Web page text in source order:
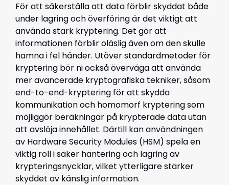
För att säkerställa att data förblir skyddat både
under lagring och överföring är det viktigt att
använda stark kryptering. Det gör att
informationen förblir oläslig även om den skulle
hamna i fel händer. Utöver standardmetoder för
kryptering bör ni också överväga att använda
mer avancerade kryptografiska tekniker, såsom
end-to-end-kryptering för att skydda
kommunikation och homomorf kryptering som
möjliggör beräkningar på krypterade data utan
att avslöja innehållet. Därtill kan användningen
av Hardware Security Modules (HSM) spela en
viktig roll i säker hantering och lagring av
krypteringsnycklar, vilket ytterligare stärker
skyddet av känslig information.